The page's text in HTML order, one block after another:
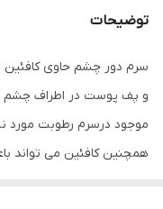
توضیحات
سرم دور چشم حاوی کافئین
و پف پوست در اطراف چشم
موجود درسرم رطوبت مورد
همچنین کافئین می